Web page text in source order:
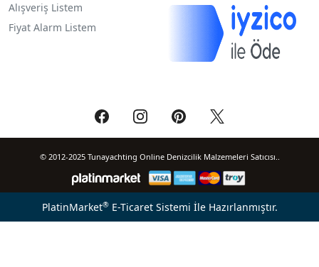
Alışveriş Listem
Fiyat Alarm Listem
© 2012-2025 Tunayachting Online Denizcilik Malzemeleri Satıcısı..
PlatinMarket®E-Ticaret Sistemi İle Hazırlanmıştır.